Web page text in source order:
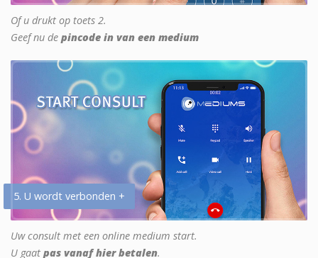
Of u drukt op toets 2.
Geef nu de pincode in van een medium
5. U wordt verbonden +
Uw consult met een online medium start.
U gaat pas vanaf hier betalen.